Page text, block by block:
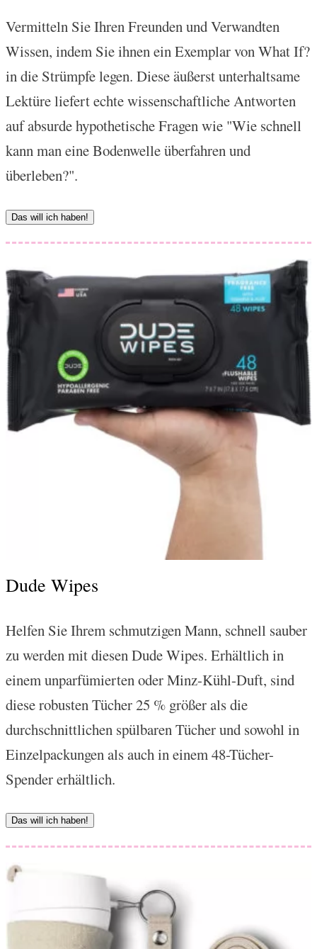
Vermitteln Sie Ihren Freunden und Verwandten
Wissen, indem Sie ihnen ein Exemplar von What If?
in die Strümpfe legen. Diese äußerst unterhaltsame
Lektüre liefert echte wissenschaftliche Antworten
auf absurde hypothetische Fragen wie "Wie schnell
kann man eine Bodenwelle überfahren und
überleben?".
Das will ich haben!
Dude Wipes
Helfen Sie Ihrem schmutzigen Mann, schnell sauber
zu werden mit diesen Dude Wipes. Erhältlich in
einem unparfümierten oder Minz-Kühl-Duft, sind
diese robusten Tücher 25 % größer als die
durchschnittlichen spülbaren Tücher und sowohl in
Einzelpackungen als auch in einem 48-Tücher-
Spender erhältlich.
Das will ich haben!